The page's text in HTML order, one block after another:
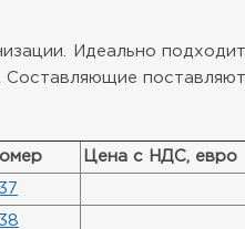
Идеально
Цена с НДС, евро